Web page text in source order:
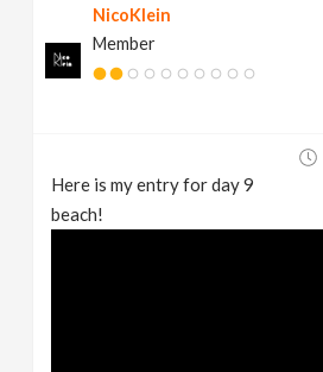
NicoKlein
Member
Here is my entry for day 9
beach!